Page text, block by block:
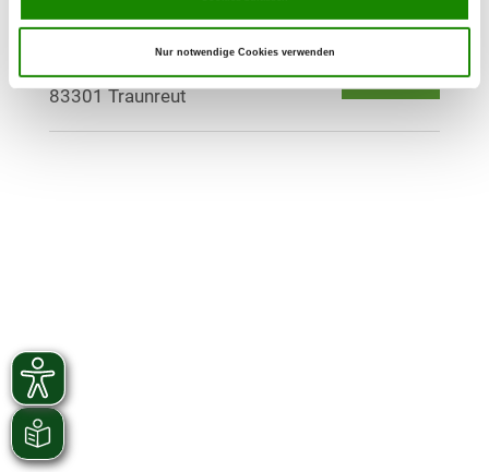
Nur notwendige Cookies verwenden
OG - Traunreut e.V.
Details
Jahnstr. 14
83301 Traunreut